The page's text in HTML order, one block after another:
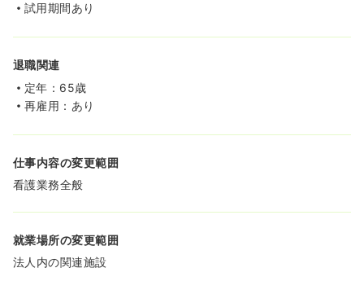
試用期間あり
退職関連
定年：65歳
再雇用：あり
仕事内容の変更範囲
看護業務全般
就業場所の変更範囲
法人内の関連施設